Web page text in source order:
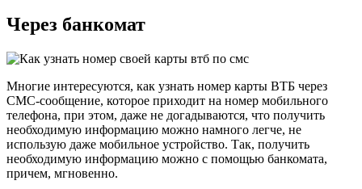
Через банкомат
Многие интересуются, как узнать номер карты ВТБ через
СМС-сообщение, которое приходит на номер мобильного
телефона, при этом, даже не догадываются, что получить
необходимую информацию можно намного легче, не
использую даже мобильное устройство. Так, получить
необходимую информацию можно с помощью банкомата,
причем, мгновенно.